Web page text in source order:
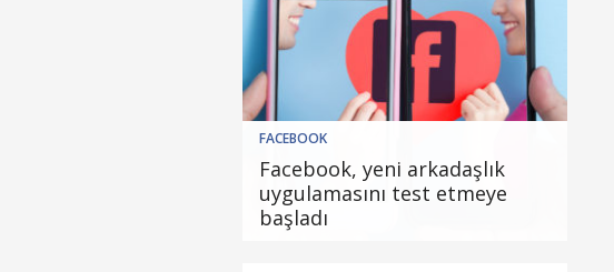
FACEBOOK
Facebook, yeni arkadaşlık
uygulamasını test etmeye
başladı